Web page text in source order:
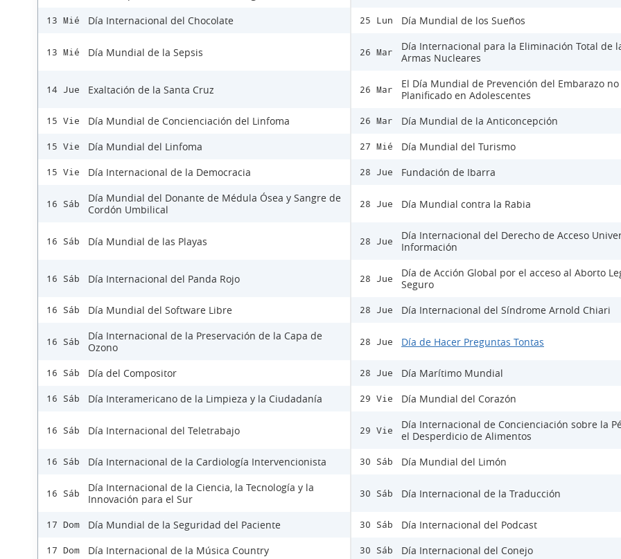
13 Mié Día Internacional del Chocolate
13 Mié Día Mundial de la Sepsis
14 Jue Exaltación de la Santa Cruz
15 Vie Día Mundial de Concienciación del Linfoma
15 Vie Día Mundial del Linfoma
15 Vie Día Internacional de la Democracia
16 Sáb
Día Mundial del Donante de Médula Ósea y Sangre de
Cordón Umbilical
16 Sáb Día Mundial de las Playas
16 Sáb Día Internacional del Panda Rojo
16 Sáb Día Mundial del Software Libre
16 Sáb
Día Internacional de la Preservación de la Capa de
Ozono
16 Sáb Día del Compositor
16 Sáb Día Interamericano de la Limpieza y la Ciudadanía
16 Sáb Día Internacional del Teletrabajo
16 Sáb Día Internacional de la Cardiología Intervencionista
16 Sáb
Día Internacional de la Ciencia, la Tecnología y la
Innovación para el Sur
17 Dom Día Mundial de la Seguridad del Paciente
17 Dom Día Internacional de la Música Country
25 Lun Día Mundial de los Sueños
26 Mar
Día Internacional para la Eliminación Total de
Armas Nucleares
26 Mar
El Día Mundial de Prevención del Embarazo no
Planificado en Adolescentes
26 Mar Día Mundial de la Anticoncepción
27 Mié Día Mundial del Turismo
28 Jue Fundación de Ibarra
28 Jue Día Mundial contra la Rabia
28 Jue
Día Internacional del Derecho de Acceso
Información
28 Jue
Día de Acción Global por el acceso al Aborto
Seguro
28 Jue Día Internacional del Síndrome Arnold Chiari
28 Jue Día de Hacer Preguntas Tontas
28 Jue Día Marítimo Mundial
29 Vie Día Mundial del Corazón
29 Vie
Día Internacional de Concienciación sobre la
el Desperdicio de Alimentos
30 Sáb Día Mundial del Limón
30 Sáb Día Internacional de la Traducción
30 Sáb Día Internacional del Podcast
30 Sáb Día Internacional del Conejo